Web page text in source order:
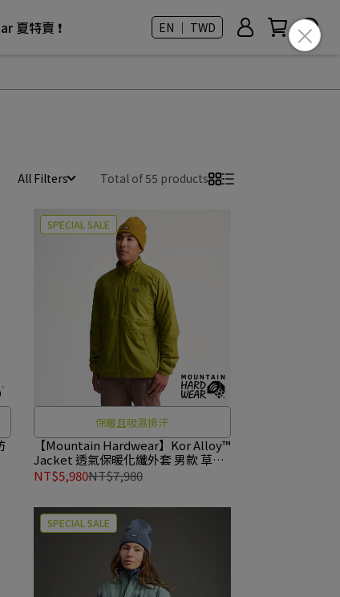
夏特賣 ❗ EN ｜ TWD
All Filters Total of 55 products
SPECIAL SALE
保暖且吸濕排汗
【Mountain Hardwear】Kor Alloy™
Jacket 透氣保暖化纖外套 男款 草根
綠 #2128341
NT$5,980NT$7,980
SPECIAL SALE